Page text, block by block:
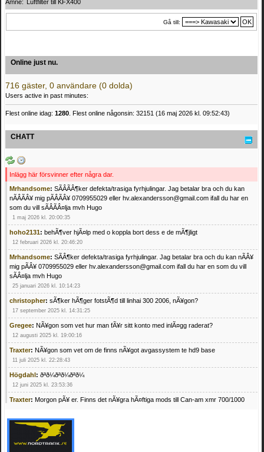
Ämne: Luftfilter till KFX400
Gå till:
Online just nu.
716 gäster, 0 användare (0 dolda)
Users active in past minutes:
Flest online idag: 1280 . Flest online någonsin: 32151 (16 maj 2026 kl. 09:52:43)
CHATT
Inlägg här försvinner efter några dar.
Mrhandsome: SÃÂÃÂ¶ker defekta/trasiga fyrhjulingar. Jag betalar bra och du kan
nÃÂÃÂ¥ mig pÃÂÃÂ¥ 0709955029 eller hv.alexandersson@gmail.com ifall du har en
som du vill sÃÂÃÂ¤lja mvh Hugo
1 maj 2026 kl. 20:00:35
hoho2131: behÃ¶ver hjÃ¤lp med o koppla bort dess e de mÃ¶jligt
12 februari 2026 kl. 20:46:20
Mrhandsome: SÃÂ¶ker defekta/trasiga fyrhjulingar. Jag betalar bra och du kan nÃÂ¥
mig pÃÂ¥ 0709955029 eller hv.alexandersson@gmail.com ifall du har en som du vill
sÃÂ¤lja mvh Hugo
25 januari 2026 kl. 10:14:23
christopher: sÃ¶ker hÃ¶ger fotstÃ¶d till linhai 300 2006, nÃ¥gon?
17 september 2025 kl. 14:31:25
Gregee: NÃ¥gon som vet hur man fÃ¥r sitt konto med inlÃ¤gg raderat?
12 augusti 2025 kl. 19:00:16
Traxter: NÃ¥gon som vet om de finns nÃ¥got avgassystem te hd9 base
11 juli 2025 kl. 22:28:43
Högdahl: ðªð¼ðªð¼ðªð¼
12 juni 2025 kl. 23:53:36
Traxter: Morgon pÃ¥ er. Finns det nÃ¥gra hÃ¤ftiga mods till Can-am xmr 700/1000
Mrhandsome:SÃ¶ker defekta/trasiga fyrhjulingar. Jag betalar bra och du kan nÃ¥ mig
pÃ¥ 0709955029 eller hv.alexandersson@gmail.com ifall du har en som du vill sÃ¤lja
mvh Hugo